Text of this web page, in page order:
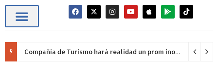
Compañía de Turismo hará realidad un prom inolvidable junto a Jowell para estudiantes de la Escuela Gabriela Mistral